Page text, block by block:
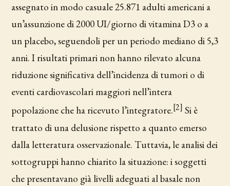
assegnato in modo casuale 25.871 adulti americani a
un’assunzione di 2000 UI/giorno di vitamina D3 o a
un placebo, seguendoli per un periodo mediano di 5,3
anni. I risultati primari non hanno rilevato alcuna
riduzione significativa dell’incidenza di tumori o di
eventi cardiovascolari maggiori nell’intera
popolazione che ha ricevuto l’integratore.[2] Si è
trattato di una delusione rispetto a quanto emerso
dalla letteratura osservazionale. Tuttavia, le analisi dei
sottogruppi hanno chiarito la situazione: i soggetti
che presentavano già livelli adeguati al basale non